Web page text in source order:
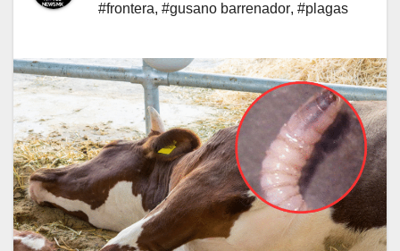
#frontera, #gusano barrenador, #plagas